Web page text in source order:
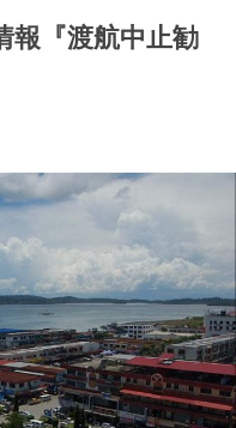
報『渡航中止勧